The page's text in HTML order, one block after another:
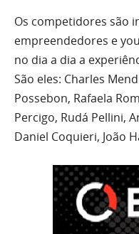
Os competidores são
empreendedores e
no dia a dia a
São eles: Charles
Possebon, Rafaela
Percigo, Rudá Pellini,
Daniel Coquieri, João